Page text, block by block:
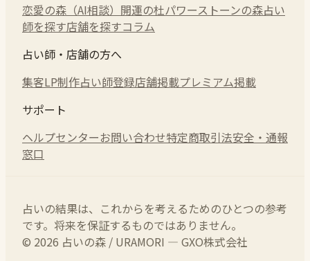
恋愛の森（AI相談） 開運の杜パワーストーンの森占い
師を探す店舗を探すコラム
占い師・店舗の方へ
集客LP制作占い師登録店舗掲載プレミアム掲載
サポート
ヘルプセンターお問い合わせ特定商取引法安全・通報
窓口
占いの結果は、これからを考えるためのひとつの参考
です。将来を保証するものではありません。
© 2026 占いの森 / URAMORI — GXO株式会社